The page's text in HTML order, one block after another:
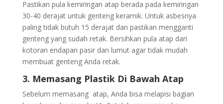
Pastikan pula kemiringan atap berada pada kemiringan
30-40 derajat untuk genteng keramik. Untuk asbesnya
paling tidak butuh 15 derajat dan pastikan mengganti
genteng yang sudah retak. Bersihkan pula atap dari
kotoran endapan pasir dan lumut agar tidak mudah
membuat genteng Anda retak.
3. Memasang Plastik Di Bawah Atap
Sebelum memasang atap, Anda bisa melapisi bagian